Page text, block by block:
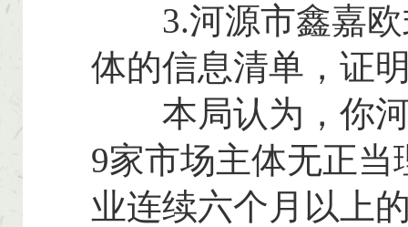
3.河源市鑫嘉欧
体的信息清单，证
本局认为，你河
9家市场主体无正
业连续六个月以上